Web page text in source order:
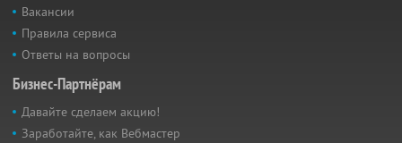
Вакансии
Правила сервиса
Ответы на вопросы
Бизнес-Партнёрам
Давайте сделаем акцию!
Заработайте, как Вебмастер